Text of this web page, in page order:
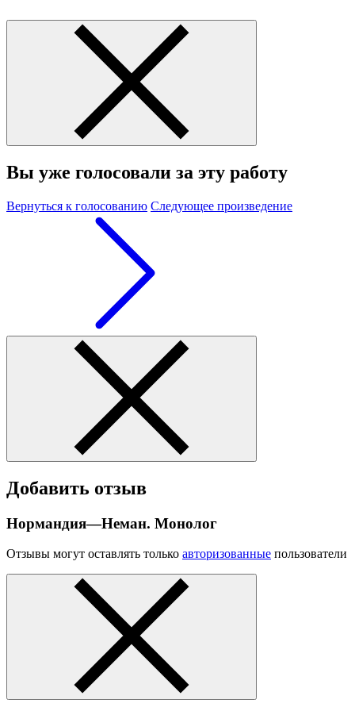
Вы уже голосовали за эту работу
Вернуться к голосованию Следующее произведение
Добавить отзыв
Нормандия—Неман. Монолог
Отзывы могут оставлять только авторизованные пользователи